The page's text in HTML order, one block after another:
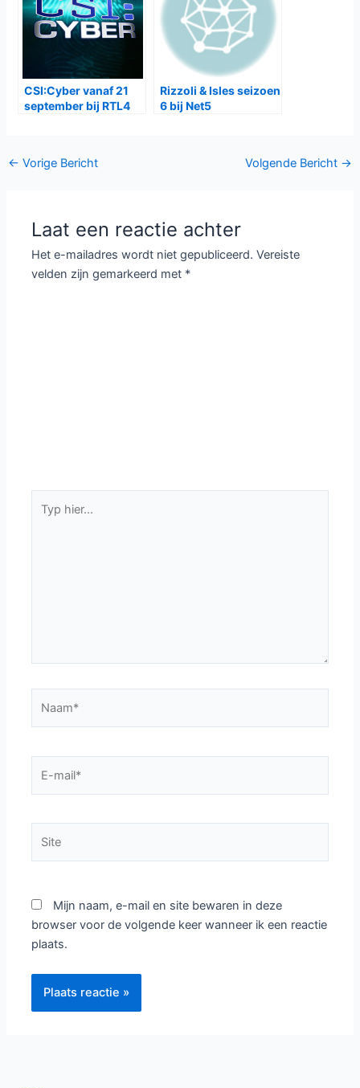
CSI:Cyber vanaf 21
september bij RTL4
Rizzoli & Isles seizoen
6 bij Net5
Bericht
← Vorige Bericht Volgende Bericht →
Laat een reactie achter
Het e-mailadres wordt niet gepubliceerd. Vereiste
velden zijn gemarkeerd met *
hier...
mail*
Mijn naam, e-mail en site bewaren in deze
browser voor de volgende keer wanneer ik een reactie
plaats.